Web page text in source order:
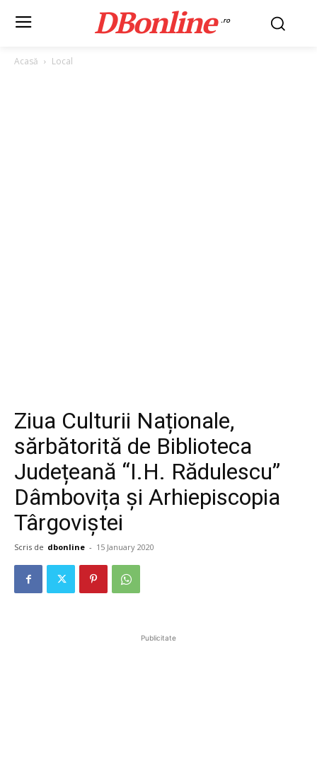
DBonline .ro
Acasă Local
Ziua Culturii Naționale,
sărbătorită de Biblioteca
Județeană “I.H. Rădulescu”
Dâmbovița și Arhiepiscopia
Târgoviștei
Scris de dbonline - 15 January 2020
Publicitate